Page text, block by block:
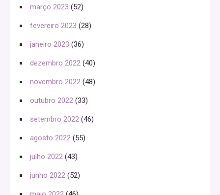
março 2023 (52)
fevereiro 2023 (28)
janeiro 2023 (36)
dezembro 2022 (40)
novembro 2022 (48)
outubro 2022 (33)
setembro 2022 (46)
agosto 2022 (55)
julho 2022 (43)
junho 2022 (52)